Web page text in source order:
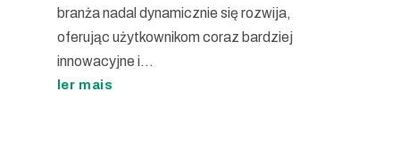
branża nadal dynamicznie się rozwija,
oferując użytkownikom coraz bardziej
innowacyjne i...
ler mais